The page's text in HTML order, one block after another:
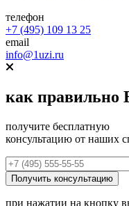
телефон
+7 (495) 109 13 25
email
info@1uzi.ru
как правильно
получите бесплатную
консультацию от наших
при нажатии на кнопку